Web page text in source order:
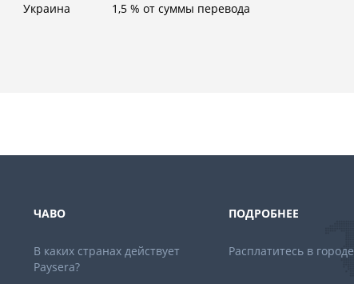
Украина 1,5 % от суммы перевода
ЧАВО
В каких странах действует
Paysera?
ПОДРОБНЕЕ
Расплатитесь в городе